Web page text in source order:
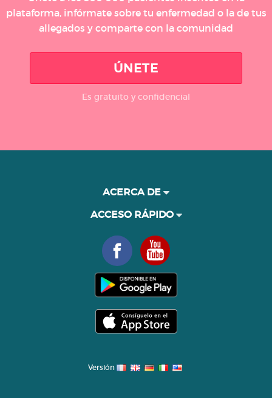
plataforma, infórmate sobre tu enfermedad o la de tus
allegados y comparte con la comunidad
ÚNETE
Es gratuito y confidencial
ACERCA DE
ACCESO RÁPIDO
Versión